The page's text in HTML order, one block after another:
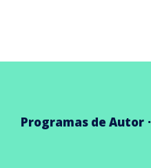
Programas de Autor